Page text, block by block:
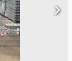
bizalommal.
weboldalunkon
lehetséges.